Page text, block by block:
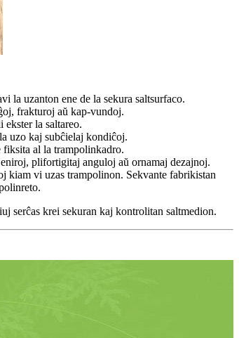
la uzanton ene de la sekura saltsurfaco.
frakturoj aŭ kap-vundoj.
la saltareo.
uzo kaj subĉielaj kondiĉoj.
fiksita al la trampolinkadro.
plifortigitaj anguloj aŭ ornamaj dezajnoj.
kiam vi uzas trampolinon. Sekvante fabrikistan
serĉas krei sekuran kaj kontrolitan saltmedion.